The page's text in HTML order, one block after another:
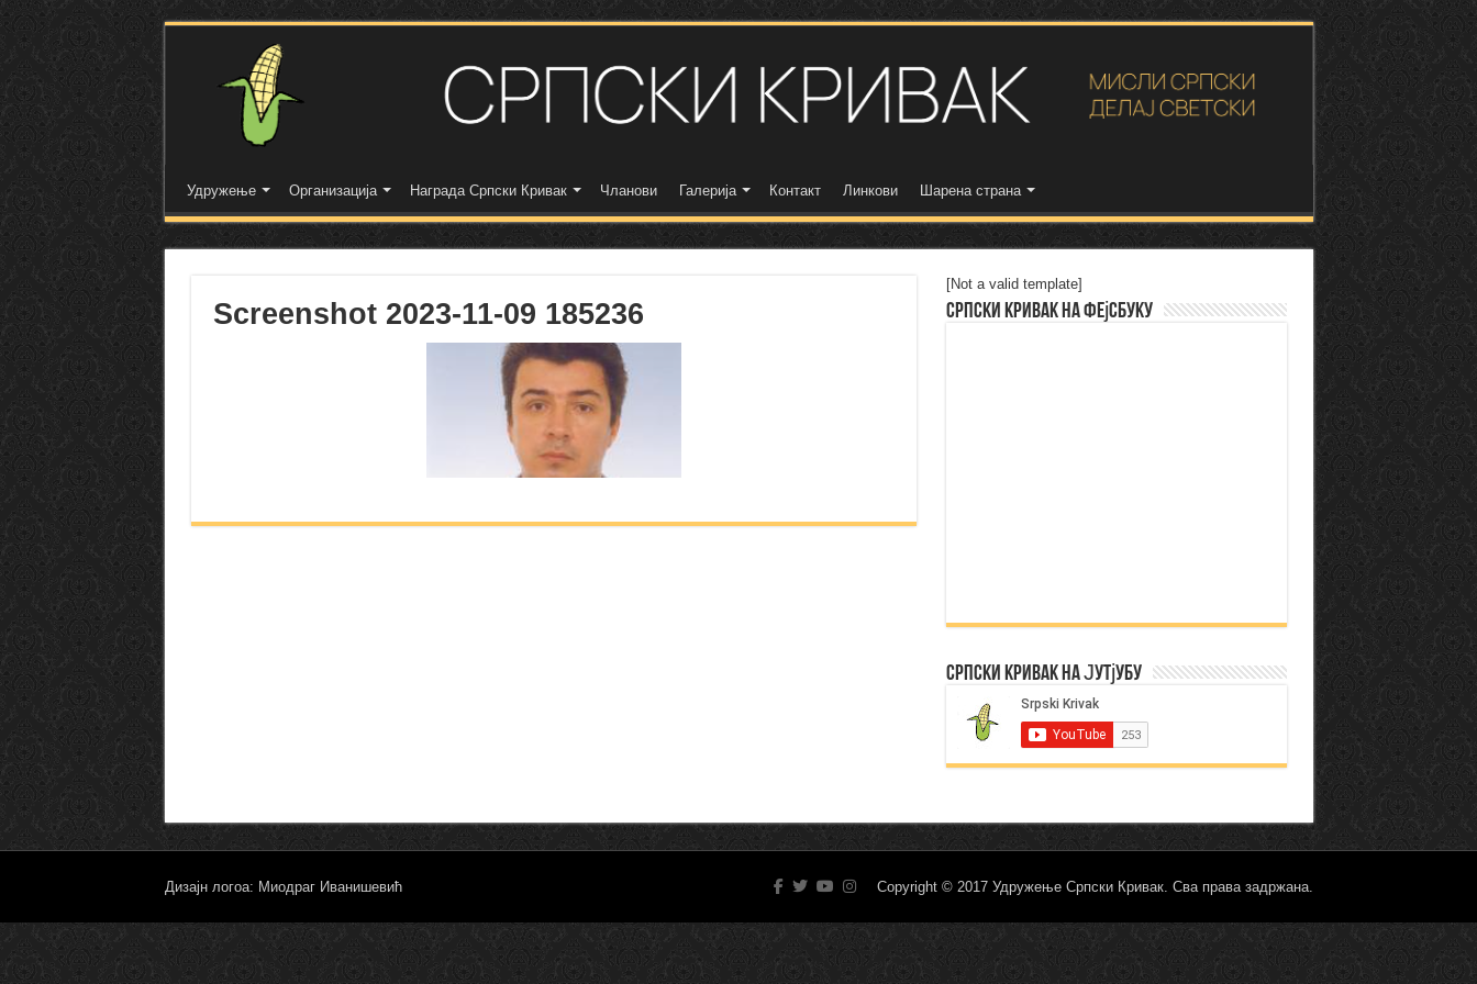
Удружење Организација Награда Српски Кривак Чланови Галерија Контакт Линкови Шарена страна
Screenshot 2023-11-09 185236
[Not a valid template]
Српски Кривак на Фејсбуку
Српски Кривак на Јутјубу
Copyright © 2017 Удружење Српски Кривак. Сва права задржана.
Дизајн логоа: Миодраг Иванишевић